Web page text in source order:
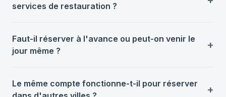
services de restauration ?
Faut-il réserver à l'avance ou peut-on venir le
jour même ?
Le même compte fonctionne-t-il pour réserver